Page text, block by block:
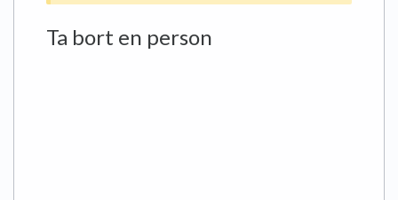
Ta bort en person